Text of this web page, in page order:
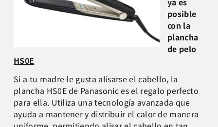
posible
con la
plancha
de pelo
HS0E
Si a tu madre le gusta alisarse el cabello, la
plancha HS0E de Panasonic es el regalo perfecto
para ella. Utiliza una tecnología avanzada que
ayuda a mantener y distribuir el calor de manera